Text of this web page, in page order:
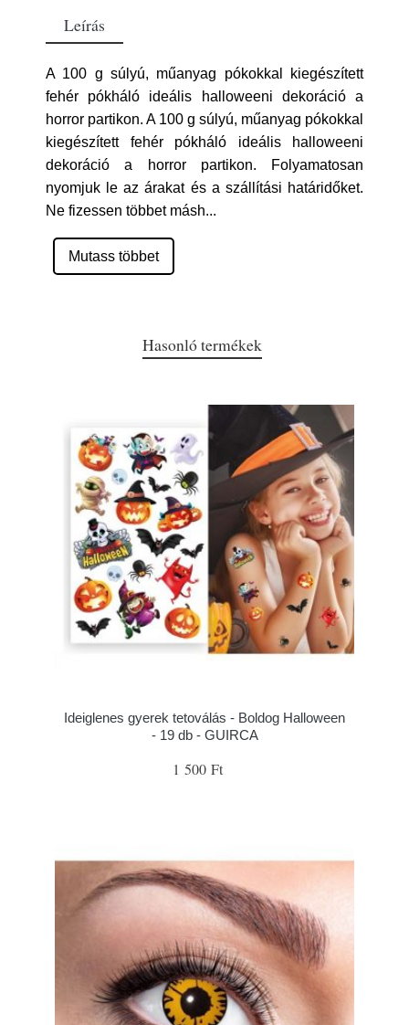
Leírás
A 100 g súlyú, műanyag pókokkal kiegészített
fehér pókháló ideális halloweeni dekoráció a
horror partikon. A 100 g súlyú, műanyag pókokkal
kiegészített fehér pókháló ideális halloweeni
dekoráció a horror partikon. Folyamatosan
nyomjuk le az árakat és a szállítási határidőket.
Ne fizessen többet másh...
Mutass többet
Hasonló termékek
Ideiglenes gyerek tetoválás - Boldog Halloween
- 19 db - GUIRCA
1 500 Ft